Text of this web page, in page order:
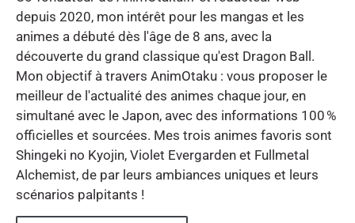
depuis 2020, mon intérêt pour les mangas et les
animes a débuté dès l'âge de 8 ans, avec la
découverte du grand classique qu'est Dragon Ball.
Mon objectif à travers AnimOtaku : vous proposer le
meilleur de l'actualité des animes chaque jour, en
simultané avec le Japon, avec des informations 100 %
officielles et sourcées. Mes trois animes favoris sont
Shingeki no Kyojin, Violet Evergarden et Fullmetal
Alchemist, de par leurs ambiances uniques et leurs
scénarios palpitants !